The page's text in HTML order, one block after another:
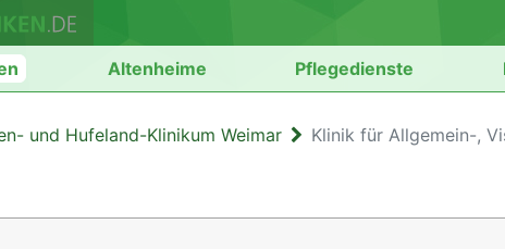
Altenheime Pflegedienste
und Hufeland-Klinikum Weimar Klinik für Allgemein-,